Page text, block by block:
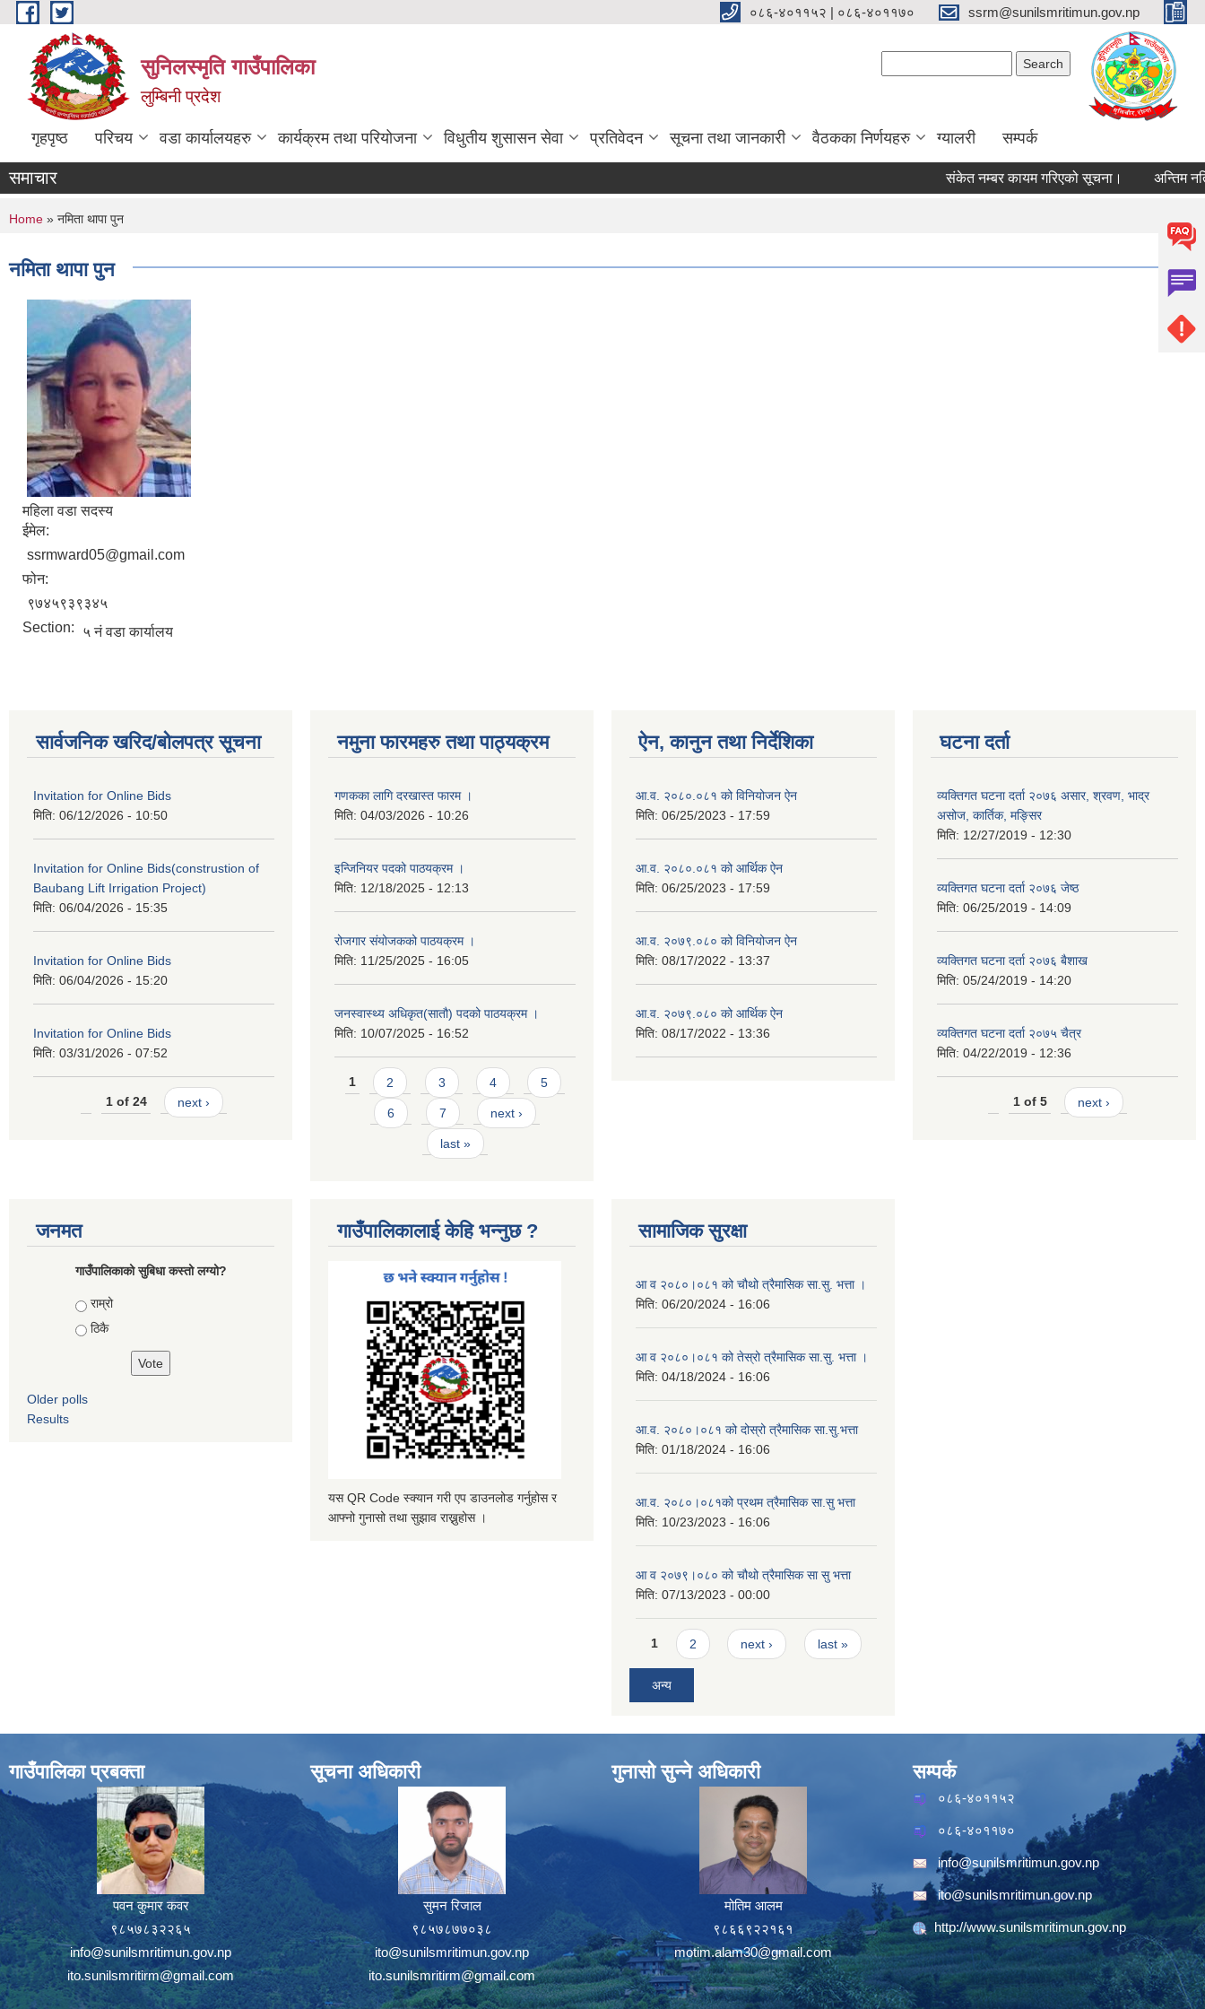
Skip to main content ०८६-४०११५२ | ०८६-४०११७० ssrm@sunilsmritimun.gov.np
सुनिलस्मृति गाउँपालिका
लुम्बिनी प्रदेश
गृहपृष्ठ परिचय वडा कार्यालयहरु कार्यक्रम तथा परियोजना विधुतीय शुसासन सेवा प्रतिवेदन सूचना तथा जानकारी वैठकका निर्णयहरु ग्यालरी सम्पर्क
समाचार संकेत नम्बर कायम गरिएको सूचना। अन्तिम
You are here
Home » नमिता थापा पुन
नमिता थापा पुन
महिला वडा सदस्य
ईमेल:
ssrmward05@gmail.com
फोन:
९७४५९३९३४५
Section:
५ नं वडा कार्यालय
सार्वजनिक खरिद/बोलपत्र सूचना
Invitation for Online Bids
मिति: 06/12/2026 - 10:50
Invitation for Online Bids(construstion of
Baubang Lift Irrigation Project)
मिति: 06/04/2026 - 15:35
Invitation for Online Bids
मिति: 06/04/2026 - 15:20
Invitation for Online Bids
मिति: 03/31/2026 - 07:52
1 of 24 next ›
नमुना फारमहरु तथा पाठ्यक्रम
गणकका लागि दरखास्त फारम ।
मिति: 04/03/2026 - 10:26
इन्जिनियर पदको पाठयक्रम ।
मिति: 12/18/2025 - 12:13
रोजगार संयोजकको पाठयक्रम ।
मिति: 11/25/2025 - 16:05
जनस्वास्थ्य अधिकृत(सातौ) पदको पाठयक्रम ।
मिति: 10/07/2025 - 16:52
Pages
1 2 3 4 5
6 7 next ›
last »
ऐन, कानुन तथा निर्देशिका
आ.व. २०८०.०८१ को विनियोजन ऐन
मिति: 06/25/2023 - 17:59
आ.व. २०८०.०८१ को आर्थिक ऐन
मिति: 06/25/2023 - 17:59
आ.व. २०७९.०८० को विनियोजन ऐन
मिति: 08/17/2022 - 13:37
आ.व. २०७९.०८० को आर्थिक ऐन
मिति: 08/17/2022 - 13:36
घटना दर्ता
व्यक्तिगत घटना दर्ता २०७६ असार, श्रवण, भाद्र
असोज, कार्तिक, मङ्सिर
मिति: 12/27/2019 - 12:30
व्यक्तिगत घटना दर्ता २०७६ जेष्ठ
मिति: 06/25/2019 - 14:09
व्यक्तिगत घटना दर्ता २०७६ बैशाख
मिति: 05/24/2019 - 14:20
व्यक्तिगत घटना दर्ता २०७५ चैत्र
मिति: 04/22/2019 - 12:36
1 of 5 next ›
जनमत
गाउँपालिकाको सुबिधा कस्तो लग्यो?
Choices
राम्रो
ठिकै
Older polls
Results
गाउँपालिकालाई केहि भन्नुछ ?
यस QR Code स्क्यान गरी एप डाउनलोड गर्नुहोस र
आफ्नो गुनासो तथा सुझाव राख्नुहोस ।
सामाजिक सुरक्षा
आ व २०८०।०८१ को चौथो त्रैमासिक सा.सु. भत्ता ।
मिति: 06/20/2024 - 16:06
आ व २०८०।०८१ को तेस्रो त्रैमासिक सा.सु. भत्ता ।
मिति: 04/18/2024 - 16:06
आ.व. २०८०।०८१ को दोस्रो त्रैमासिक सा.सु.भत्ता
मिति: 01/18/2024 - 16:06
आ.व. २०८०।०८१को प्रथम त्रैमासिक सा.सु भत्ता
मिति: 10/23/2023 - 16:06
आ व २०७९।०८० को चौथो त्रैमासिक सा सु भत्ता
मिति: 07/13/2023 - 00:00
Pages
1 2 next › last »
अन्य
गाउँपालिका प्रबक्ता
पवन कुमार कवर
९८५७८३२२६५
info@sunilsmritimun.gov.np
ito.sunilsmritirm@gmail.com
सूचना अधिकारी
सुमन रिजाल
९८५७८७७०३८
ito@sunilsmritimun.gov.np
ito.sunilsmritirm@gmail.com
गुनासो सुन्ने अधिकारी
मोतिम आलम
९८६६९२२१६१
motim.alam30@gmail.com
सम्पर्क
०८६-४०११५२
०८६-४०११७०
info@sunilsmritimun.gov.np
ito@sunilsmritimun.gov.np
http://www.sunilsmritimun.gov.np